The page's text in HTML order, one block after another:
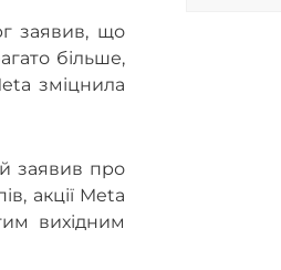
заявив, що
більше,
зміцнила
заявив про
акції Meta
вихідним